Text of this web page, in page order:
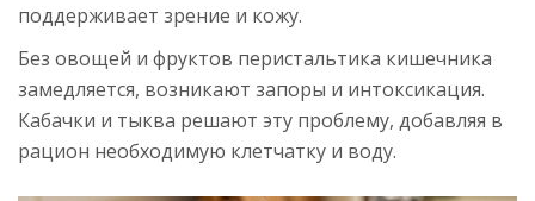
поддерживает зрение и кожу.
Без овощей и фруктов перистальтика кишечника
замедляется, возникают запоры и интоксикация.
Кабачки и тыква решают эту проблему, добавляя в
рацион необходимую клетчатку и воду.